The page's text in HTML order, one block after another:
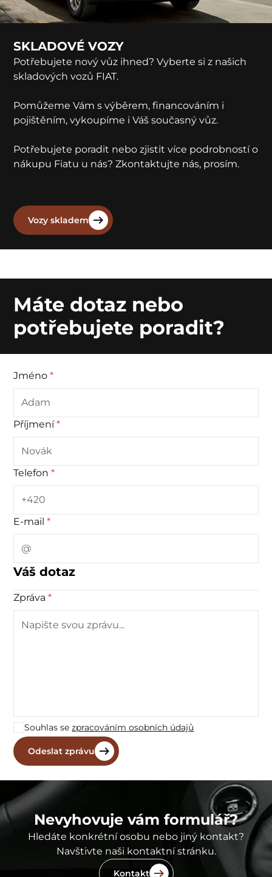
SKLADOVÉ VOZY
Potřebujete nový vůz ihned? Vyberte si z našich
skladových vozů FIAT.
Pomůžeme Vám s výběrem, financováním i
pojištěním, vykoupíme i Váš současný vůz.
Potřebujete poradit nebo zjistit více podrobností o
nákupu Fiatu u nás? Zkontaktujte nás, prosím.
Vozy skladem
Máte dotaz nebo
potřebujete poradit?
Jméno*
Příjmení*
Telefon*
E-mail*
Váš dotaz
Zpráva*
Souhlas sezpracováním osobních údajů
Nevyhovuje vám formulář?
Hledáte konkrétní osobu nebo jiný kontakt?
Navštivte naši kontaktní stránku.
Kontakt